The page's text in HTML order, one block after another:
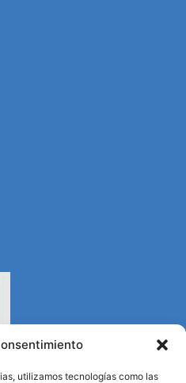
utilizamos tecnologías como las